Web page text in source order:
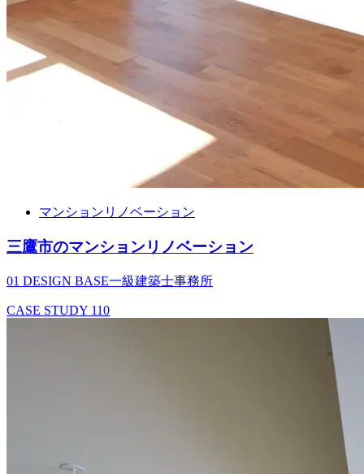
マンションリノベーション
三鷹市のマンションリノベーション
01 DESIGN BASE一級建築士事務所
CASE STUDY 110